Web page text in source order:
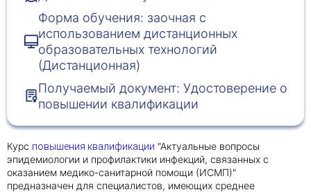
Форма обучения: заочная с
использованием дистанционных
образовательных технологий
(Дистанционная)
Получаемый документ: Удостоверение о
повышении квалификации
Курс повышения квалификации "Актуальные вопросы
эпидемиологии и профилактики инфекций, связанных с
оказанием медико-санитарной помощи (ИСМП)"
предназначен для специалистов, имеющих среднее
Приложите документы
Получить консультацию
Приложите документы
Получить консультацию
обработку персональных
данныхиe-mail рассылку